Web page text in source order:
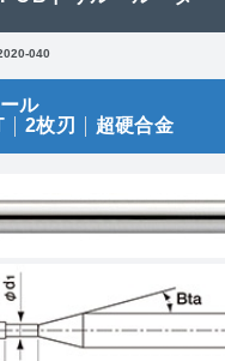
関するお問い合わせはこちら
カタログ一覧
040
ル
2枚刃 超硬合金